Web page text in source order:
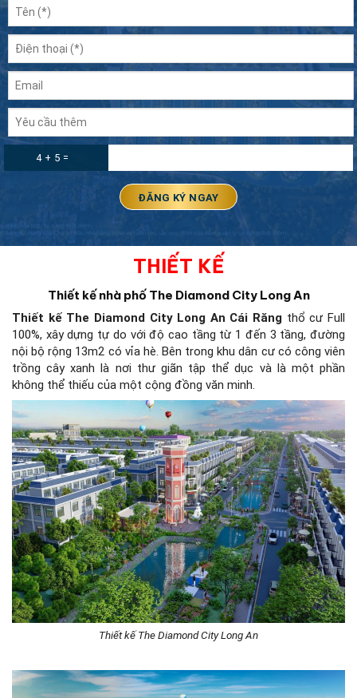
4 + 5 =
THIẾT KẾ
Thiết kế nhà phố The Diamond City Long An
Thiết kế The Diamond City Long An Cái Răng thổ cư Full
100%, xây dựng tự do với độ cao tầng từ 1 đến 3 tầng, đường
nội bộ rộng 13m2 có vỉa hè. Bên trong khu dân cư có công viên
trồng cây xanh là nơi thư giãn tập thể dục và là một phần
không thể thiếu của một cộng đồng văn minh.
Thiết kế The Diamond City Long An